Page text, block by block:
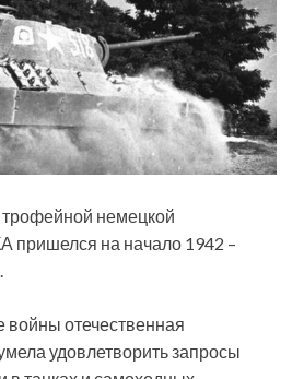
немецкой
пришелся на начало 1942 –
войны отечественная
удовлетворить запросы